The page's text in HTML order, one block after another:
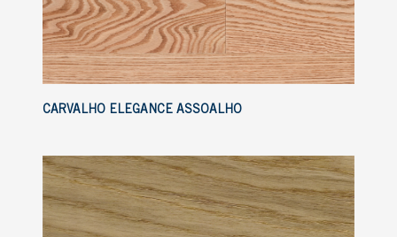
CARVALHO ELEGANCE ASSOALHO